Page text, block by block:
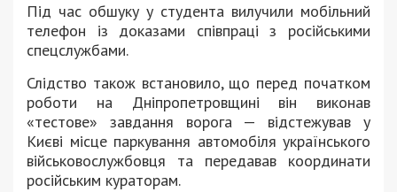
Під час обшуку у студента вилучили мобільний
телефон із доказами співпраці з російськими
спецслужбами.
Слідство також встановило, що перед початком
роботи на Дніпропетровщині він виконав
«тестове» завдання ворога — відстежував у
Києві місце паркування автомобіля українського
військовослужбовця та передавав координати
російським кураторам.